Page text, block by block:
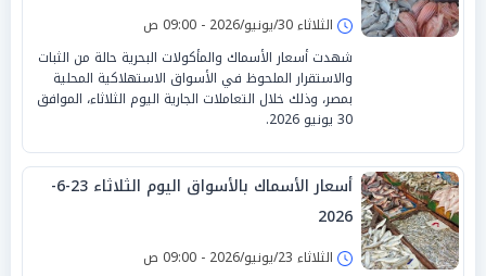
الثلاثاء 30/يونيو/2026 - 09:00 ص
شهدت أسعار الأسماك والمأكولات البحرية حالة من الثبات
والاستقرار الملحوظ في الأسواق الاستهلاكية المحلية
بمصر، وذلك خلال التعاملات الجارية اليوم الثلاثاء، الموافق
30 يونيو 2026.
أسعار الأسماك بالأسواق اليوم الثلاثاء 23-6-
2026
الثلاثاء 23/يونيو/2026 - 09:00 ص